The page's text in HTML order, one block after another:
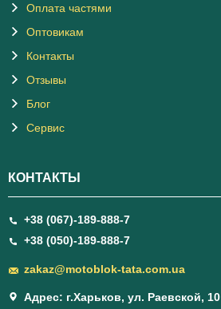
Оплата частями
Оптовикам
Контакты
Отзывы
Блог
Сервис
КОНТАКТЫ
+38 (067)-189-888-7
+38 (050)-189-888-7
zakaz@motoblok-tata.com.ua
Адрес: г.Харьков, ул. Раевской, 10